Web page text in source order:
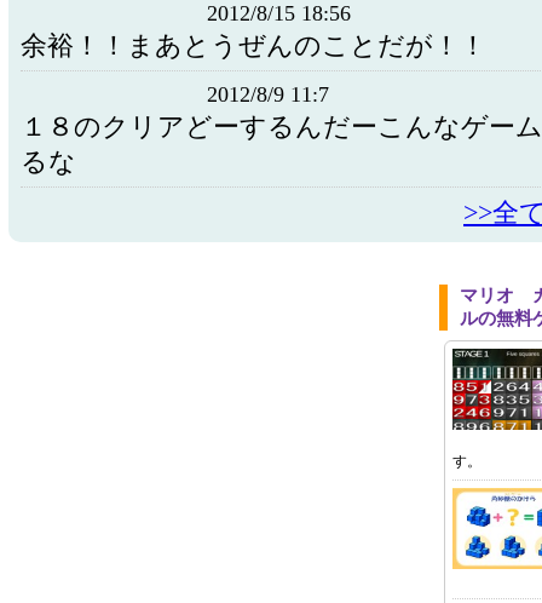
2012/8/15 18:56
余裕！！まあとうぜんのことだが！！
2012/8/9 11:7
１８のクリアどーするんだーこんなゲー
るな
>>全
マリオ
ルの無料
す。